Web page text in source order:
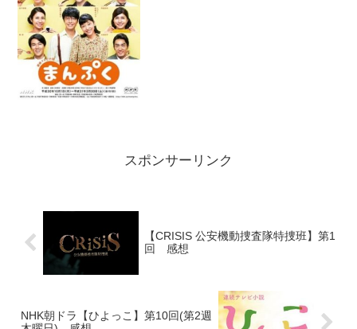
スポンサーリンク
【CRISIS 公安機動捜査隊特捜班】第1
回 感想
NHK朝ドラ【ひよっこ】第10回(第2週